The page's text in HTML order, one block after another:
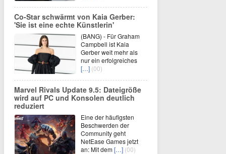
Co-Star schwärmt von Kaia Gerber:
'Sie ist eine echte Künstlerin'
(BANG) - Für Graham
Campbell ist Kaia
Gerber weit mehr als
nur ein erfolgreiches
[…] (00)
Marvel Rivals Update 9.5: Dateigröße
wird auf PC und Konsolen deutlich
reduziert
Eine der häufigsten
Beschwerden der
Community geht
NetEase Games jetzt
an: Mit dem[…] (00)